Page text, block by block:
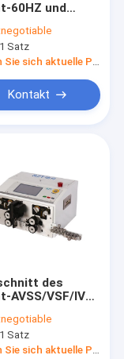
60HZ und
Kabelbaum-
negotiable
1 Satz
Holen Sie sich aktuelle Preis
Kontakt
des
AVSS/VSF/IV
negotiable
1 Satz
Holen Sie sich aktuelle Preis